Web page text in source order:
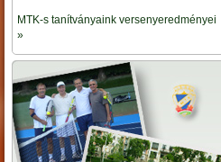
MTK-s tanítványaink versenyeredményei
»